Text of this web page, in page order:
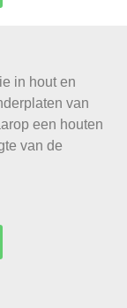
in hout en
van
een houten
van de